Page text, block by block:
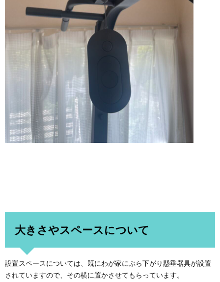
大きさやスペースについて
設置スペースについては、既にわが家にぶら下がり懸垂器具が設置
されていますので、その横に置かさせてもらっています。